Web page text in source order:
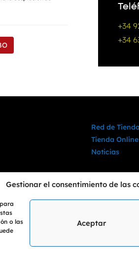
Gestionar el consentimiento de las
o las
Aceptar
+34
+34
Red de
Tienda Online
Noticias
Audiología y Ortopedia